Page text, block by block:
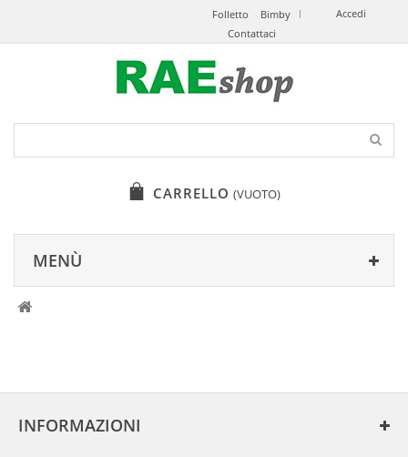
Accedi
Folletto
Bimby
Contattaci
CARRELLO (VUOTO)
MENÙ
INFORMAZIONI